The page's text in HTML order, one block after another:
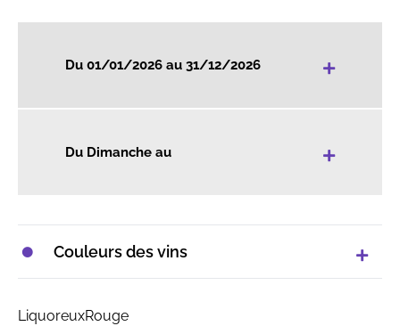
Du 01/01/2026 au 31/12/2026 +
Du Dimanche au +
Couleurs des vins
LiquoreuxRouge